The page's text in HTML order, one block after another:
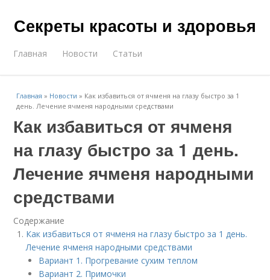
Секреты красоты и здоровья
Главная Новости Статьи
Главная » Новости » Как избавиться от ячменя на глазу быстро за 1
день. Лечение ячменя народными средствами
Как избавиться от ячменя
на глазу быстро за 1 день.
Лечение ячменя народными
средствами
Содержание
Как избавиться от ячменя на глазу быстро за 1 день.
Лечение ячменя народными средствами
Вариант 1. Прогревание сухим теплом
Вариант 2. Примочки